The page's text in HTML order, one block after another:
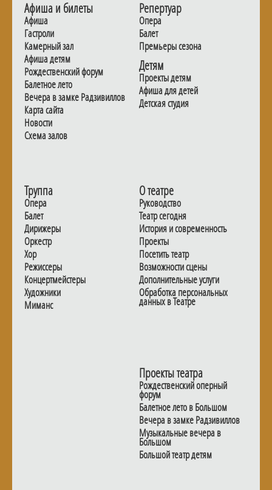
Афиша и билеты
Афиша
Гастроли
Камерный зал
Афиша детям
Рождественский форум
Балетное лето
Вечера в замке Радзивиллов
Карта сайта
Новости
Схема залов
Репертуар
Опера
Балет
Премьеры сезона
Детям
Проекты детям
Афиша для детей
Детская студия
Труппа
Опера
Балет
Дирижеры
Оркестр
Хор
Режиссеры
Концертмейстеры
Художники
Миманс
О театре
Руководство
Театр сегодня
История и современность
Проекты
Посетить театр
Возможности сцены
Дополнительные услуги
Обработка персональных
данных в Театре
Проекты театра
Рождественский оперный
форум
Балетное лето в Большом
Вечера в замке Радзивиллов
Музыкальные вечера в
Большом
Большой театр детям